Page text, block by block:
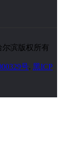
尔滨版权所有
号. 黑ICP